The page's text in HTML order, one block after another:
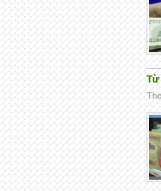
Từ